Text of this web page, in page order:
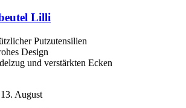
Lilli
Putzutensilien
Design
und verstärkten Ecken
August